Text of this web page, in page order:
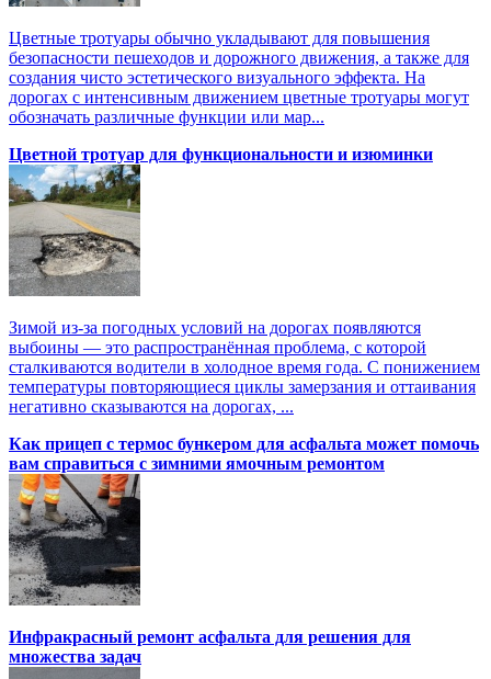
Цветные тротуары обычно укладывают для повышения
безопасности пешеходов и дорожного движения, а также для
создания чисто эстетического визуального эффекта. На
дорогах с интенсивным движением цветные тротуары могут
обозначать различные функции или мар...
Цветной тротуар для функциональности и изюминки
Зимой из-за погодных условий на дорогах появляются
выбоины — это распространённая проблема, с которой
сталкиваются водители в холодное время года. С понижением
температуры повторяющиеся циклы замерзания и оттаивания
негативно сказываются на дорогах, ...
Как прицеп с термоc бункером для асфальта может помочь
вам справиться с зимними ямочным ремонтом
Инфракрасный ремонт асфальта для решения для
множества задач